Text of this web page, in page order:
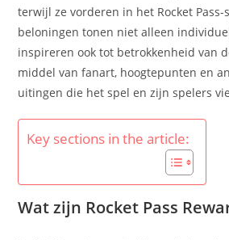
terwijl ze vorderen in het Rocket Pass-
beloningen tonen niet alleen
inspireren ook tot betrokkenheid van
middel van fanart, hoogtepunten en
uitingen die het spel en zijn spelers
Key sections in the article:
Wat zijn Rocket Pass